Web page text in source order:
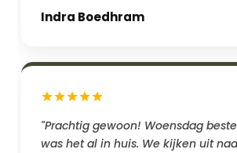
Indra Boedhram
"Prachtig gewoon! Woensdag
was het al in huis. We kijken uit